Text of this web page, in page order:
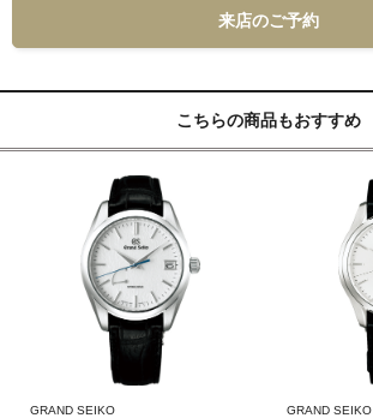
来店のご予約
こちらの商品もおすすめ
GRAND SEIKO
GRAND SEIKO